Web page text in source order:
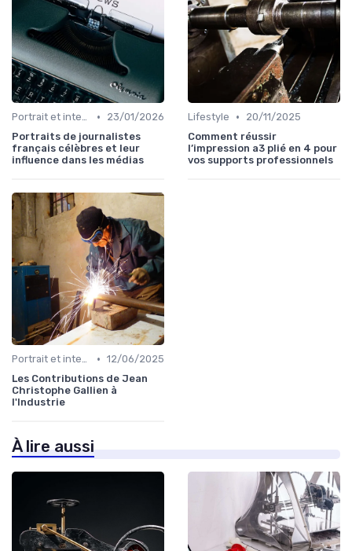
Portrait et interview •
23/01/2026
Portraits de journalistes
français célèbres et leur
influence dans les médias
Lifestyle •
20/11/2025
Comment réussir
l’impression a3 plié en 4 pour
vos supports professionnels
Portrait et interview • 12/06/2025
Les Contributions de Jean
Christophe Gallien à
l'Industrie
À lire aussi